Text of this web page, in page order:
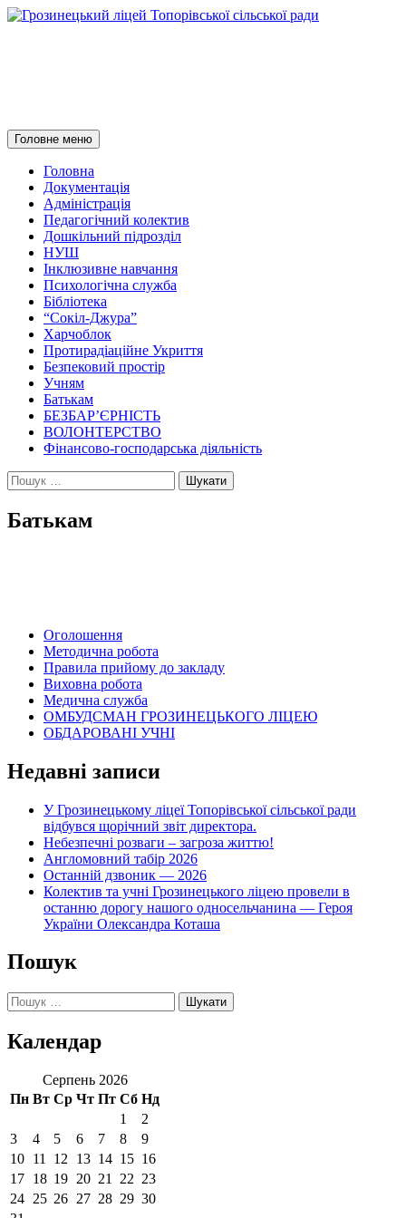
Пошук
Головне меню Перейти
до
Головна
Документація
Адміністрація
Педагогічний колектив
Дошкільний підрозділ
НУШ
Інклюзивне навчання
Психологічна служба
Бібліотека
“Сокіл-Джура”
Харчоблок
Протирадіаційне Укриття
Безпековий простір
Учням
Батькам
БЕЗБАР’ЄРНІСТЬ
ВОЛОНТЕРСТВО
Фінансово-господарська діяльність
Пошук:
Батькам
Оголошення
Методична робота
Правила прийому до закладу
Виховна робота
Медична служба
ОМБУДСМАН ГРОЗИНЕЦЬКОГО ЛІЦЕЮ
ОБДАРОВАНІ УЧНІ
Недавні записи
У Грозинецькому ліцеї Топорівської сільської ради
відбувся щорічний звіт директора.
Небезпечні розваги – загроза життю!
Англомовний табір 2026
Останній дзвоник — 2026
Колектив та учні Грозинецького ліцею провели в
останню дорогу нашого односельчанина — Героя
України Олександра Коташа
Пошук
Пошук:
Календар
Серпень 2026
Пн Вт Ср Чт Пт Сб Нд
1
2
3
4 5 6 7 8
9
10 11 12 13 14 15 16
17 18 19 20 21 22 23
24 25 26 27 28 29 30